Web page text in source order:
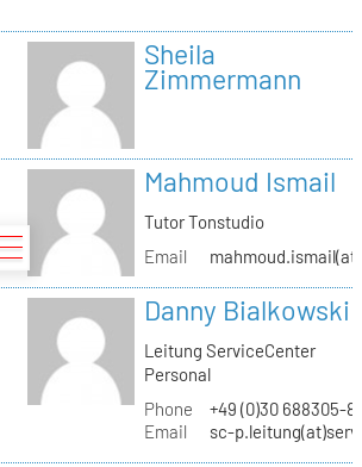
Sheila
Zimmermann
Mahmoud Ismail
Tutor Tonstudio
Email
Danny Bialkowski
Leitung ServiceCenter
Personal
Phone
+49 (0)30 688305-
Email
sc-